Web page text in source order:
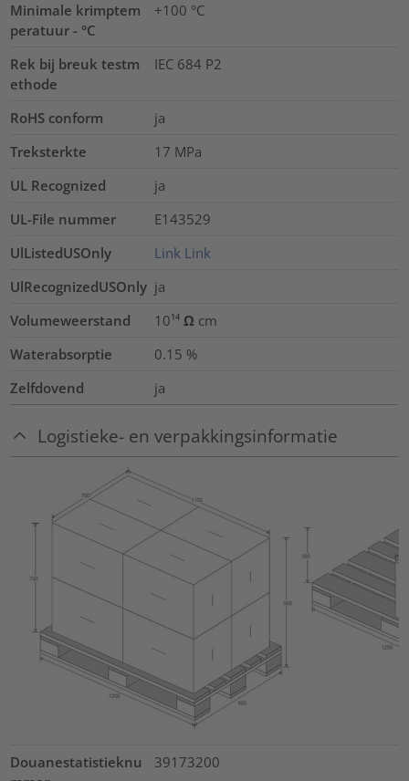
Minimale krimptem
peratuur - °C
+100 °C
Rek bij breuk testm
ethode
IEC 684 P2
RoHS conform
ja
Treksterkte
17 MPa
UL Recognized
ja
UL-File nummer
E143529
UlListedUSOnly
Link Link
UlRecognizedUSOnly ja
Volumeweerstand
10¹⁴ Ω cm
Waterabsorptie
0.15 %
Zelfdovend
ja
Logistieke- en verpakkingsinformatie
Douanestatistieknu
39173200